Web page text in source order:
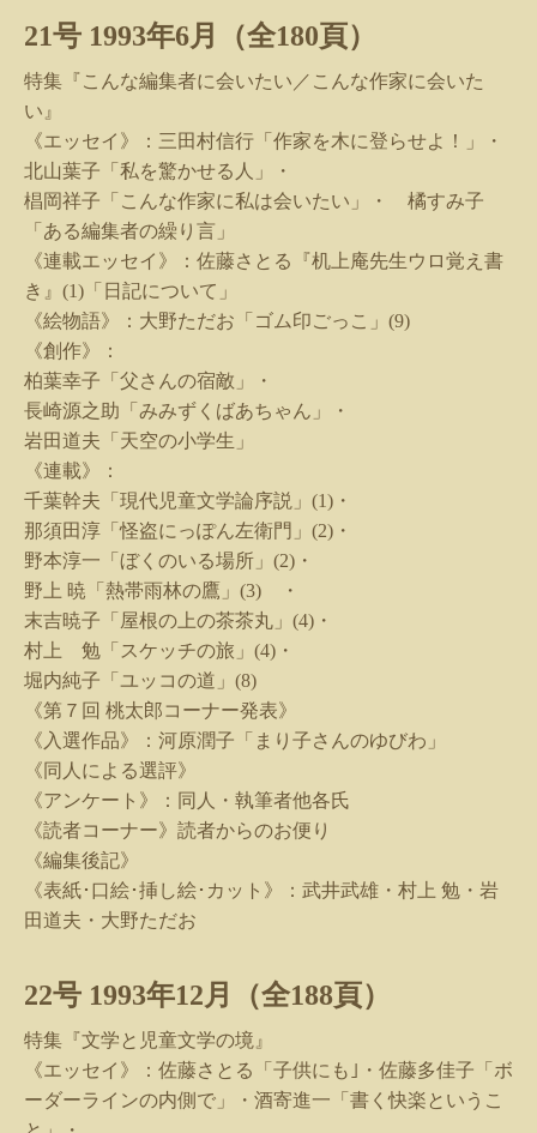
21号 1993年6月（全180 頁）
特集『こんな編集者に会いたい／こんな作家に会いた
い』
《エッセイ》：三田村信行「作家を木に登らせよ！」・
北山葉子「私を驚かせる人」・
椙岡祥子「こんな作家に私は会いたい」・ 橘すみ子
「ある編集者の繰り言」
《連載エッセイ》：佐藤さとる『机上庵先生ウロ覚え書
き』 (1) 「日記について」
《絵物語》：大野ただお「ゴム印ごっこ」 (9)
《創作》：
柏葉幸子「父さんの宿敵」・
長崎源之助「みみずくばあちゃん」・
岩田道夫「天空の小学生」
《連載》：
千葉幹夫「現代児童文学論序説」 (1) ・
那須田淳「怪盗にっぽん左衛門」 (2) ・
野本淳一「ぼくのいる場所」 (2) ・
野上 暁「熱帯雨林の鷹」 (3) ・
末吉暁子「屋根の上の茶茶丸」 (4) ・
村上 勉「スケッチの旅」 (4) ・
堀内純子「ユッコの道」 (8)
《第７回 桃太郎コーナー発表》
《入選作品》：河原潤子「まり子さんのゆびわ」
《同人による選評》
《アンケート》：同人・執筆者他各氏
《読者コーナー》読者からのお便り
《編集後記》
《表紙･口絵･挿し絵･カット》：武井武雄・村上 勉・岩
田道夫・大野ただお
22号 1993年12月（全188 頁）
特集『文学と児童文学の境』
《エッセイ》：佐藤さとる「子供にも｣・佐藤多佳子「ボ
ーダーラインの内側で」・酒寄進一「書く快楽というこ